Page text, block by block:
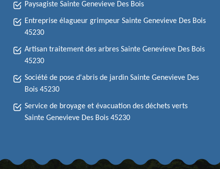
Paysagiste Sainte Genevieve Des Bois
Entreprise élagueur grimpeur Sainte Genevieve Des Bois
45230
Artisan traitement des arbres Sainte Genevieve Des Bois
45230
Société de pose d'abris de jardin Sainte Genevieve Des
Bois 45230
Service de broyage et évacuation des déchets verts
Sainte Genevieve Des Bois 45230